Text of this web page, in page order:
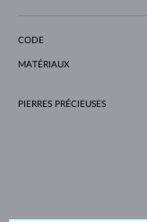
CODE
MATÉRIAUX
PIERRES PRÉCIEUSES